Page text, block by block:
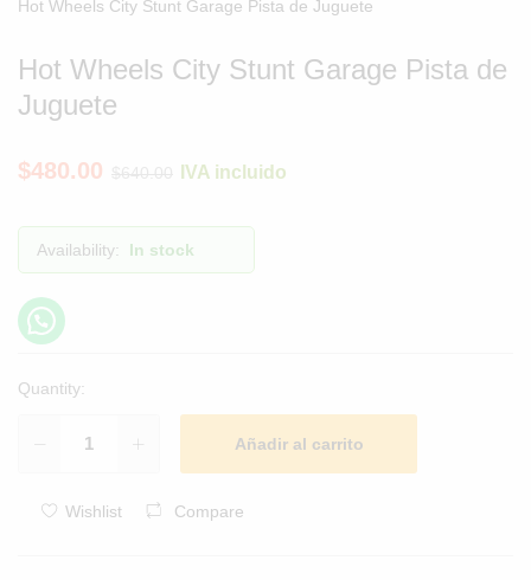
Hot Wheels City Stunt Garage Pista de Juguete
Hot Wheels City Stunt Garage Pista de
Juguete
$480.00 IVA incluido
Availability: In stock
Quantity:
Añadir al carrito
Wishlist Compare